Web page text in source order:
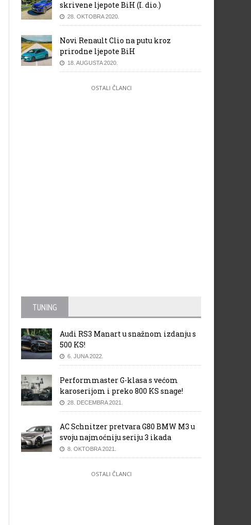
skrivene ljepote BiH (I. dio.)
28. OKTOBRA 2020.
Novi Renault Clio na putu kroz
prirodne ljepote BiH
18. AUGUSTA 2020.
OSTALI ČLANCI
TUNING
Audi RS3 Manart u snažnom izdanju s
500 KS!
6. JUNA 2022.
Performmaster G-klasa s većom
karoserijom i preko 800 KS snage!
28. DECEMBRA 2021.
AC Schnitzer pretvara G80 BMW M3 u
svoju najmoćniju seriju 3 ikada
8. OKTOBRA 2021.
OSTALI ČLANCI